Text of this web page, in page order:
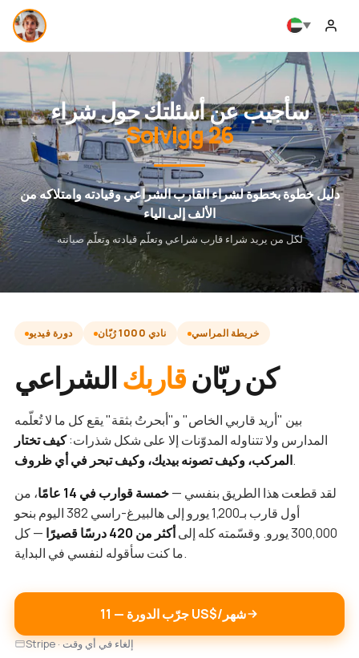
سأجيب عن أسئلتك حول شراء
Solvigg 26
دليل خطوة بخطوة لشراء القارب الشراعي وقيادته وامتلاكه من
الألف إلى الياء
لكل من يريد شراء قارب شراعي وتعلّم قيادته وتعلّم صيانته
دورة فيديو نادي 1000 رُبّان خريطة المراسي
كن ربّانقاربكالشراعي
بين "أريد قاربي الخاص" و"أبحرتُ بثقة" يقع كل ما لا تُعلّمه
المدارس ولا تتناوله المدوّنات إلا على شكل شذرات:كيف تختار
المركب، وكيف تصونه بيديك، وكيف تبحر في أي ظروف.
لقد قطعت هذا الطريق بنفسي —خمسة قوارب في 14 عامًا
، من
أول قارب بـ1,200 يورو إلى هالبيرغ-راسي 382 اليوم بنحو
300,000 يورو. وقسّمته كله إلى
أكثر من 420 درسًا قصيرًا
— كل
ما كنت سأقوله لنفسي في البداية.
جرّب الدورة — ‏11 US$/شهر
Stripe · إلغاء في أي وقت